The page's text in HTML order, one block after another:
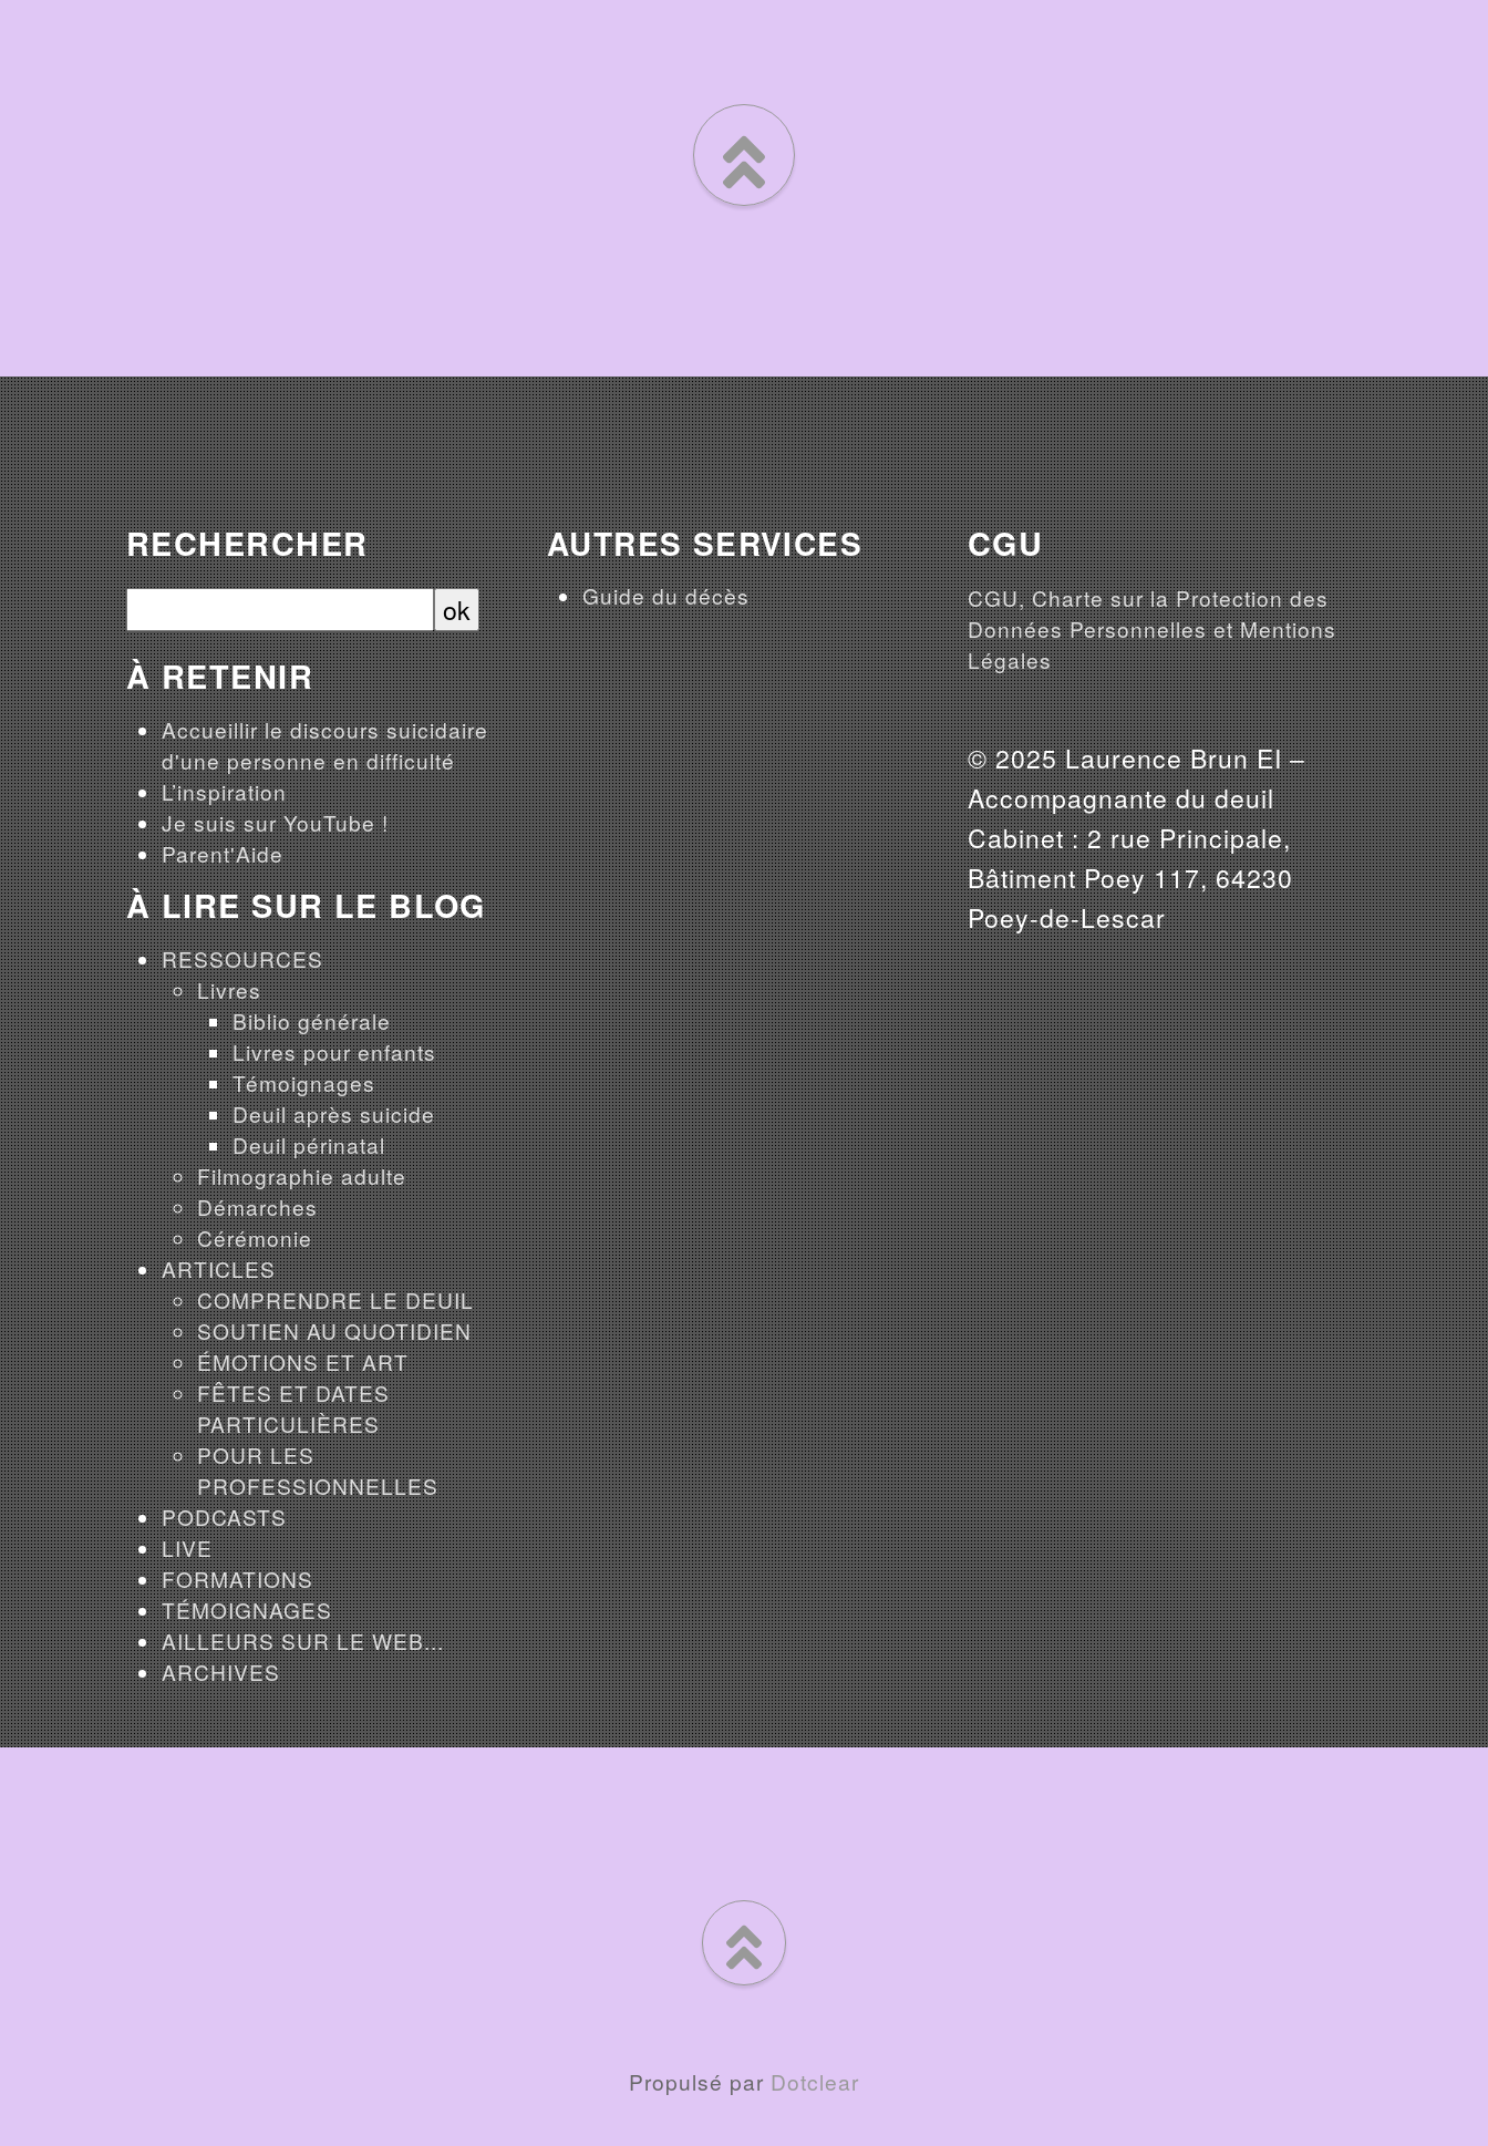
RECHERCHER
À RETENIR
Accueillir le discours suicidaire
d'une personne en difficulté
L’inspiration
Je suis sur YouTube !
Parent'Aide
À LIRE SUR LE BLOG
RESSOURCES
Livres
Biblio générale
Livres pour enfants
Témoignages
Deuil après suicide
Deuil périnatal
Filmographie adulte
Démarches
Cérémonie
ARTICLES
COMPRENDRE LE DEUIL
SOUTIEN AU QUOTIDIEN
ÉMOTIONS ET ART
FÊTES ET DATES
PARTICULIÈRES
POUR LES
PROFESSIONNELLES
PODCASTS
LIVE
FORMATIONS
TÉMOIGNAGES
AILLEURS SUR LE WEB...
ARCHIVES
AUTRES SERVICES
Guide du décès
CGU
CGU, Charte sur la Protection des
Données Personnelles et Mentions
Légales
© 2025 Laurence Brun EI –
Accompagnante du deuil
Cabinet : 2 rue Principale,
Bâtiment Poey 117, 64230
Poey-de-Lescar
Propulsé par Dotclear